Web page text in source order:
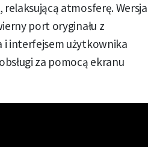
atmosferę. Wersja
port oryginału z
i interfejsem użytkownika
za pomocą ekranu